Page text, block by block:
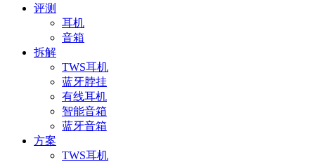
评测
耳机
音箱
拆解
TWS耳机
蓝牙脖挂
有线耳机
智能音箱
蓝牙音箱
方案
TWS耳机